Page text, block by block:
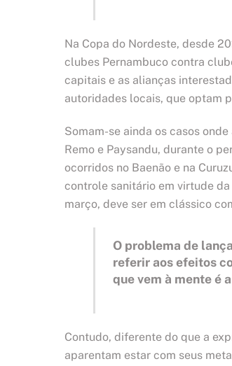
Na Copa do Nordeste, desde
clubes Pernambuco contra
capitais e as alianças
autoridades locais, que optam
Somam-se ainda os casos
Remo e Paysandu, durante o
ocorridos no Baenão e na
controle sanitário em virtude
março, deve ser em clássico
O problema de
referir aos efeitos
que vem à mente é
Contudo, diferente do que a
aparentam estar com seus